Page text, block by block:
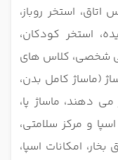
استخر روباز،
استخر کودکان،
شخصی، کلاس های
(ماساژ کامل بدن،
دهند، ماساژ پا،
و مرکز سلامتی،
امکانات اسپا،